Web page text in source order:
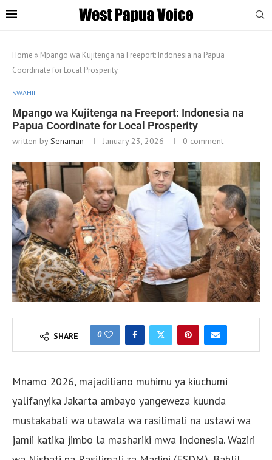
Home » Mpango wa Kujitenga na Freeport: Indonesia na Papua
Coordinate for Local Prosperity
SWAHILI
Mpango wa Kujitenga na Freeport: Indonesia na
Papua Coordinate for Local Prosperity
written bySenaman January 23, 2026 0 comment
SHARE 0
Mnamo 2026, majadiliano muhimu ya kiuchumi
yalifanyika Jakarta ambayo yangeweza kuunda
mustakabali wa utawala wa rasilimali na ustawi wa
jamii katika jimbo la mashariki mwa Indonesia. Waziri